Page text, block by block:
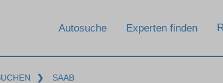
Autosuche Experten finden
❯ SAAB